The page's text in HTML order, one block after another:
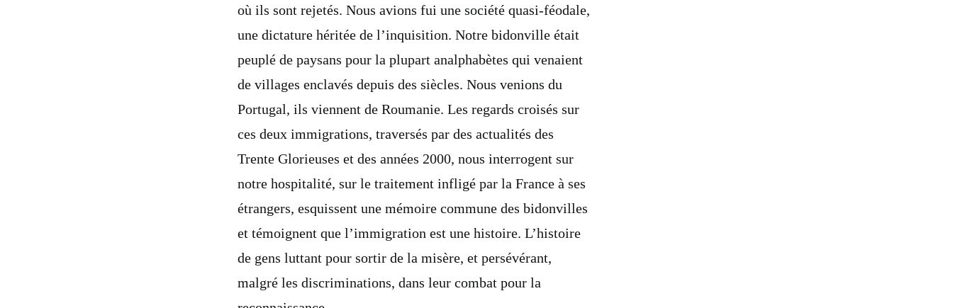
où ils sont rejetés. Nous avions fui une société quasi-féodale,
une dictature héritée de l’inquisition. Notre bidonville était
peuplé de paysans pour la plupart analphabètes qui venaient
de villages enclavés depuis des siècles. Nous venions du
Portugal, ils viennent de Roumanie. Les regards croisés sur
ces deux immigrations, traversés par des actualités des
Trente Glorieuses et des années 2000, nous interrogent sur
notre hospitalité, sur le traitement infligé par la France à ses
étrangers, esquissent une mémoire commune des bidonvilles
et témoignent que l’immigration est une histoire. L’histoire
de gens luttant pour sortir de la misère, et persévérant,
malgré les discriminations, dans leur combat pour la